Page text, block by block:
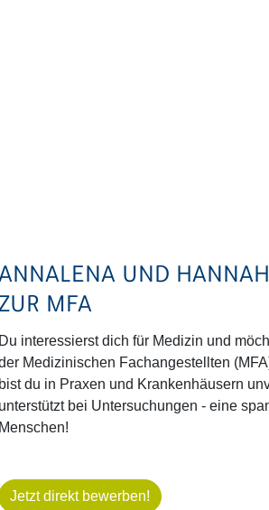
UND
MFA
Du interessierst dich für Medizin und
Medizinischen Fachangestellten
bist du in Praxen und Krankenhäusern
unterstützt bei Untersuchungen - eine
Menschen!
Jetzt direkt bewerben!